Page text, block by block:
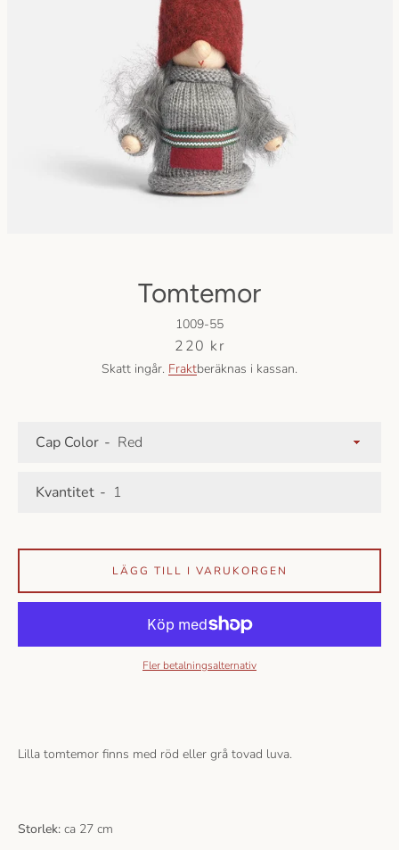
FacebookInstagram
Tomtemor
1009-55
Pris
220 kr
Skatt ingår. Fraktberäknas i kassan.
Lilla tomtemor finns med röd eller grå tovad luva.
Storlek: ca 27 cm
Cap Color
Kvantitet
LÄGG TILL I VARUKORGEN
Fler betalningsalternativ